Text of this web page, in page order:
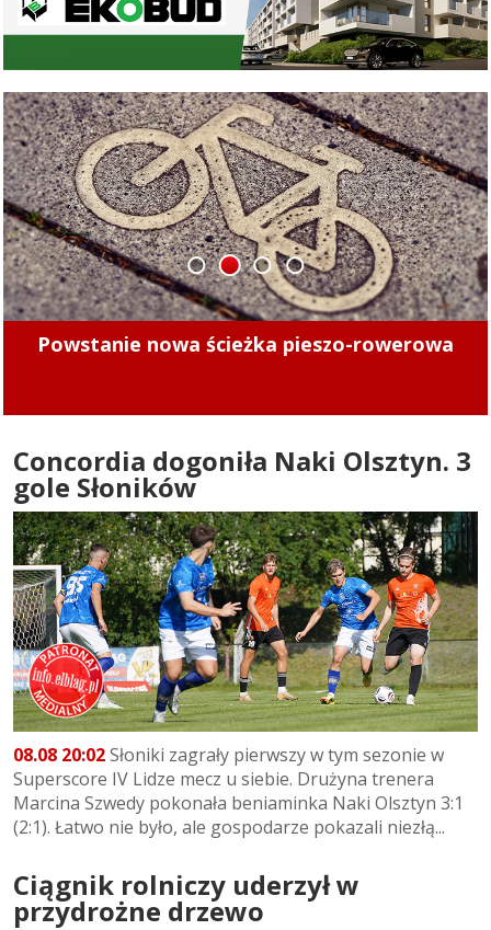
Minęły 4 lata. Sprawdziliśmy, czy kierowcy
1 2 3 4
Concordia dogoniła Naki Olsztyn. 3
gole Słoników
08.08 20:02Słoniki zagrały pierwszy w tym sezonie w
Superscore IV Lidze mecz u siebie. Drużyna trenera
Marcina Szwedy pokonała beniaminka Naki Olsztyn 3:1
(2:1). Łatwo nie było, ale gospodarze pokazali niezłą...
Ciągnik rolniczy uderzył w
przydrożne drzewo